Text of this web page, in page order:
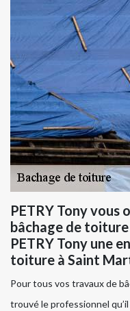
PETRY Tony
bâchage de
PETRY Tony une
toiture à Saint
Pour tous vos travaux de
trouvé le professionnel